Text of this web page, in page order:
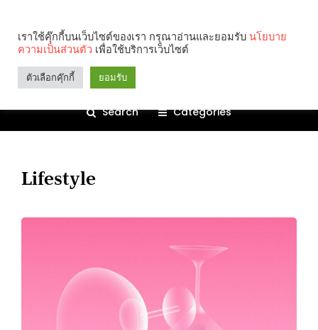
Search Categories
Lifestyle
เราใช้คุ๊กกี้บนเว็บไซต์ของเรา กรุณาอ่านและยอมรับ นโยบาย
ความเป็นส่วนตัว เพื่อใช้บริการเว็บไซต์
ตัวเลือกคุ๊กกี้ ยอมรับ